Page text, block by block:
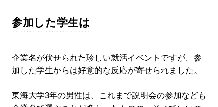
参加した学生は
企業名が伏せられた珍しい就活イベントですが、参
加した学生からは好意的な反応が寄せられました。
東海大学3年の男性は、これまで説明会の参加なども